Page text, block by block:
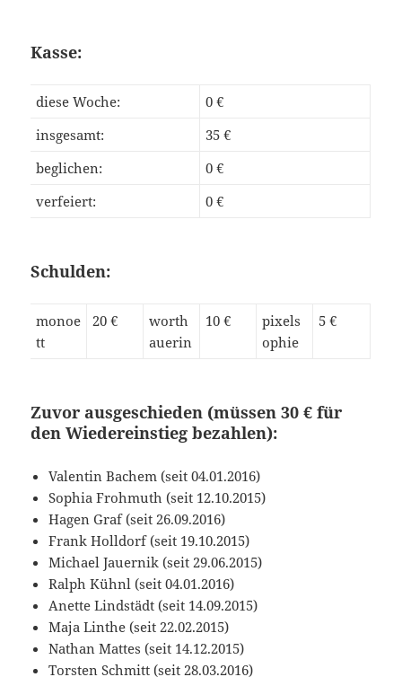
Kasse:
diese Woche:
0 €
insgesamt:
35 €
beglichen:
0 €
verfeiert:
0 €
Schulden:
monoe
tt
20 €
worth
auerin
10 €
pixels
ophie
5 €
Zuvor ausgeschieden (müssen 30 € für
den Wiedereinstieg bezahlen):
Valentin Bachem (seit 04.01.2016)
Sophia Frohmuth (seit 12.10.2015)
Hagen Graf (seit 26.09.2016)
Frank Holldorf (seit 19.10.2015)
Michael Jauernik (seit 29.06.2015)
Ralph Kühnl (seit 04.01.2016)
Anette Lindstädt (seit 14.09.2015)
Maja Linthe (seit 22.02.2015)
Nathan Mattes (seit 14.12.2015)
Torsten Schmitt (seit 28.03.2016)